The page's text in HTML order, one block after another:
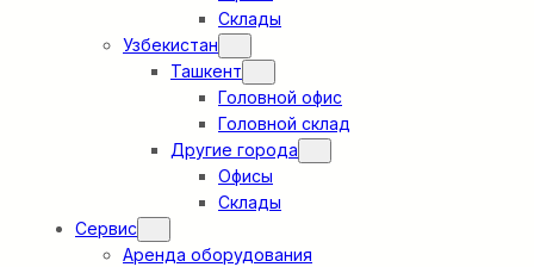
Склады
Узбекистан
Ташкент
Головной офис
Головной склад
Другие города
Офисы
Склады
Сервис
Аренда оборудования